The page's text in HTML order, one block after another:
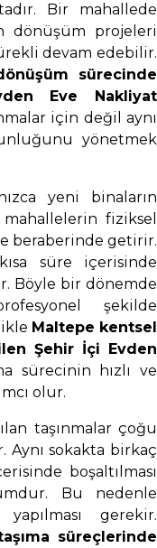
Bir mahallede
dönüşüm projeleri
devam edebilir.
sürecinde
Eve Nakliyat
için değil aynı
yönetmek
yeni binaların
mahallelerin fiziksel
beraberinde getirir.
süre içerisinde
Böyle bir dönemde
şekilde
Maltepe kentsel
Şehir İçi Evden
sürecinin hızlı ve
olur.
taşınmalar çoğu
Aynı sokakta birkaç
boşaltılması
Bu nedenle
gerekir.
süreçlerinde